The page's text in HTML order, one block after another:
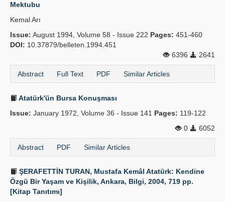
Mektubu
Kemal Arı
Issue: August 1994, Volume 58 - Issue 222 Pages: 451-460
DOI: 10.37879/belleten.1994.451
6396
2641
Abstract Full Text PDF Similar Articles
Atatürk'ün Bursa Konuşması
Issue: January 1972, Volume 36 - Issue 141 Pages: 119-122
0
6052
Abstract PDF Similar Articles
ŞERAFETTİN TURAN, Mustafa Kemâl Atatürk: Kendine
Özgü Bir Yaşam ve Kişilik, Ankara, Bilgi, 2004, 719 pp.
[Kitap Tanıtımı]